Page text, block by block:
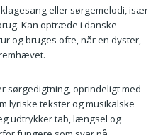
eller sørgemelodi, især
Kan optræde i danske
og bruges ofte, når en dyster,
sørgedigtning, oprindeligt med
lyriske tekster og musikalske
udtrykker tab, længsel og